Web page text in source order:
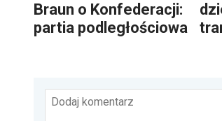
Braun o Konfederacji:
partia podległościowa
Dodaj komentarz